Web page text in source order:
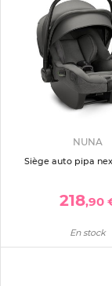
NUNA
Siège auto pipa
218,90
En stock